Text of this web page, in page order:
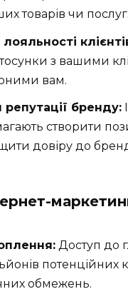
товарів чи послуг.
з вашими
вам.
бренду:
створити
довіру до
Доступ до
потенційних
обмежень.